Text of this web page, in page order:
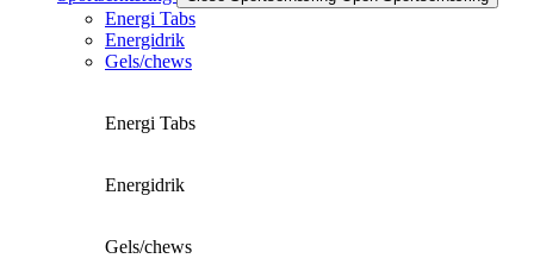
Energi Tabs
Energidrik
Gels/chews
Energi Tabs
Energidrik
Gels/chews